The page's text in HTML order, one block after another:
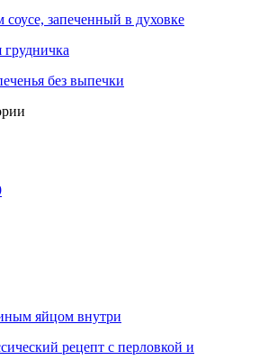
запеченный в духовке
грудничка
без выпечки
яйцом внутри
рецепт с перловкой и